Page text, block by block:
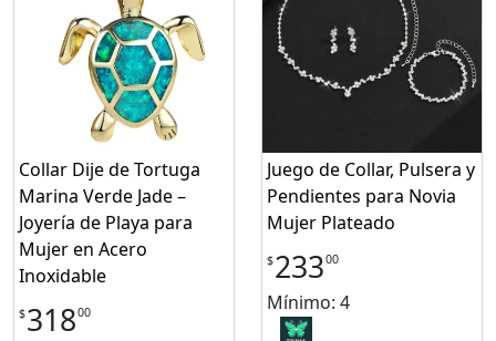
Collar Dije de Tortuga
Marina Verde Jade –
Joyería de Playa para
Mujer en Acero
Inoxidable
$31800
Juego de Collar, Pulsera y
Pendientes para Novia
Mujer Plateado
$23300
Mínimo: 4